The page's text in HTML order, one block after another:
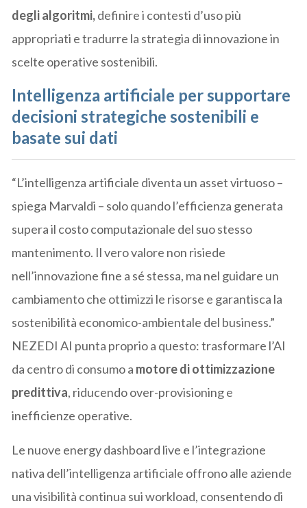
degli algoritmi,definire i contesti d’uso più
appropriati e tradurre la strategia di innovazione in
scelte operative sostenibili.
Intelligenza artificiale per supportare
decisioni strategiche sostenibili e
basate sui dati
“L’intelligenza artificiale diventa un asset virtuoso –
spiega Marvaldi – solo quando l’efficienza generata
supera il costo computazionale del suo stesso
mantenimento. Il vero valore non risiede
nell’innovazione fine a sé stessa, ma nel guidare un
cambiamento che ottimizzi le risorse e garantisca la
sostenibilità economico-ambientale del business.”
NEZEDI AI punta proprio a questo: trasformare l’AI
da centro di consumo a motore di ottimizzazione
predittiva, riducendo over-provisioning e
inefficienze operative.
Le nuove energy dashboard live e l’integrazione
nativa dell’intelligenza artificiale offrono alle aziende
una visibilità continua sui workload, consentendo di